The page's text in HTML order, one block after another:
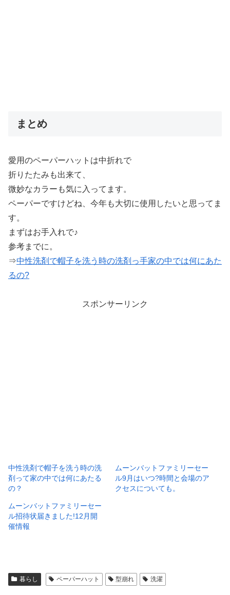
まとめ
愛用のペーパーハットは中折れで
折りたたみも出来て、
微妙なカラーも気に入ってます。
ペーパーですけどね、今年も大切に使用したいと思ってま
す。
まずはお手入れで♪
参考までに。
⇒中性洗剤で帽子を洗う時の洗剤っ手家の中では何にあた
るの?
スポンサーリンク
中性洗剤で帽子を洗う時の洗
剤って家の中では何にあたる
の？
ムーンバットファミリーセー
ル9月はいつ?時間と会場のア
クセスについても。
ムーンバットファミリーセー
ル招待状届きました!12月開
催情報
暮らし ペーパーハット 型崩れ 洗濯